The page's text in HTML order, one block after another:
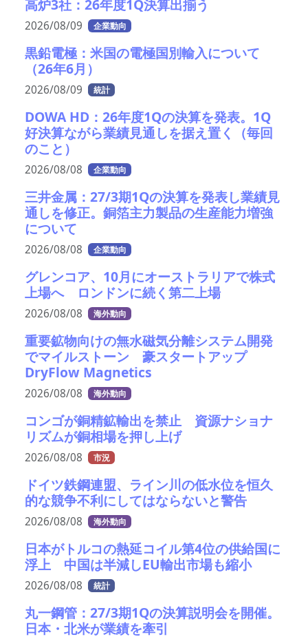
高炉3社：26年度1Q決算出揃う
2026/08/09 企業動向
黒鉛電極：米国の電極国別輸入について
（26年6月）
2026/08/09 統計
DOWA HD：26年度1Qの決算を発表。1Q
好決算ながら業績見通しを据え置く（毎回
のこと）
2026/08/08 企業動向
三井金属：27/3期1Qの決算を発表し業績見
通しを修正。銅箔主力製品の生産能力増強
について
2026/08/08 企業動向
グレンコア、10月にオーストラリアで株式
上場へ ロンドンに続く第二上場
2026/08/08 海外動向
重要鉱物向けの無水磁気分離システム開発
でマイルストーン 豪スタートアップ
DryFlow Magnetics
2026/08/08 海外動向
コンゴが銅精鉱輸出を禁止 資源ナショナ
リズムが銅相場を押し上げ
2026/08/08 市況
ドイツ鉄鋼連盟、ライン川の低水位を恒久
的な競争不利にしてはならないと警告
2026/08/08 海外動向
日本がトルコの熱延コイル第4位の供給国に
浮上 中国は半減しEU輸出市場も縮小
2026/08/08 統計
丸一鋼管：27/3期1Qの決算説明会を開催。
日本・北米が業績を牽引